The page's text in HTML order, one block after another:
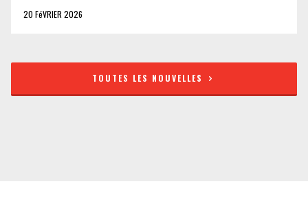
20 FéVRIER 2026
TOUTES LES NOUVELLES